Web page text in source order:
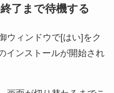
了まで待機する
ウィンドウで[はい]をク
インストールが開始され